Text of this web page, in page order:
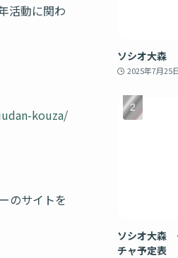
活動に関わ
kouza/
のサイトを
ソシオ大森
2025年7月25
ソシオ大森
チャ予定表